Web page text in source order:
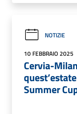
NOTIZIE
10 FEBBRAIO 2025
Cervia-
Summer